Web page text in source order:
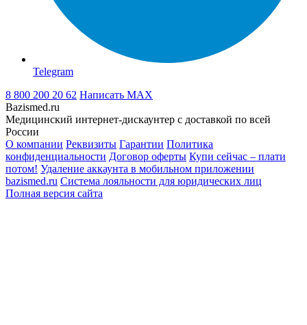
Telegram
8 800 200 20 62 Написать MAX
Bazismed.ru
Медицинский интернет-дискаунтер с доставкой по всей
России
О компании Реквизиты Гарантии Политика
конфиденциальности Договор оферты Купи сейчас – плати
потом! Удаление аккаунта в мобильном приложении
bazismed.ru Система лояльности для юридических лиц
Полная версия сайта